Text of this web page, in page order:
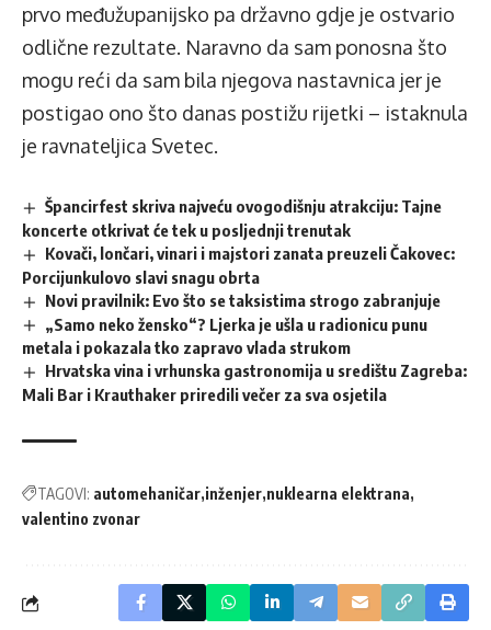
prvo međužupanijsko pa državno gdje je ostvario
odlične rezultate. Naravno da sam ponosna što
mogu reći da sam bila njegova nastavnica jer je
postigao ono što danas postižu rijetki – istaknula
je ravnateljica Svetec.
Špancirfest skriva najveću ovogodišnju atrakciju: Tajne
koncerte otkrivat će tek u posljednji trenutak
Kovači, lončari, vinari i majstori zanata preuzeli Čakovec:
Porcijunkulovo slavi snagu obrta
Novi pravilnik: Evo što se taksistima strogo zabranjuje
„Samo neko žensko“? Ljerka je ušla u radionicu punu
metala i pokazala tko zapravo vlada strukom
Hrvatska vina i vrhunska gastronomija u središtu Zagreba:
Mali Bar i Krauthaker priredili večer za sva osjetila
TAGOVI: automehaničar inženjer nuklearna elektrana
valentino zvonar